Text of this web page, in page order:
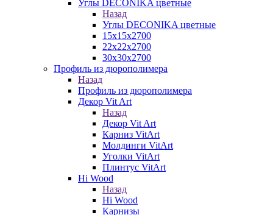
Углы DECONIKA цветные
Назад
Углы DECONIKA цветные
15х15х2700
22х22х2700
30х30х2700
Профиль из дюрополимера
Назад
Профиль из дюрополимера
Декор Vit Art
Назад
Декор Vit Art
Карниз VitArt
Молдинги VitArt
Уголки VitArt
Плинтус VitArt
Hi Wood
Назад
Hi Wood
Карнизы